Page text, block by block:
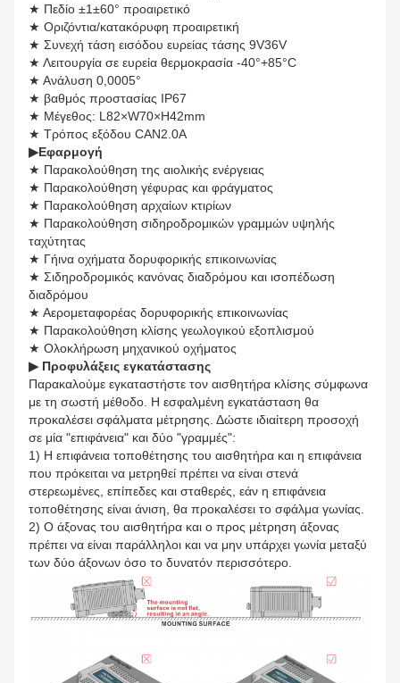
★ Πεδίο ±1±60° προαιρετικό
★ Οριζόντια/κατακόρυφη προαιρετική
★ Συνεχή τάση εισόδου ευρείας τάσης 9V36V
★ Λειτουργία σε ευρεία θερμοκρασία -40°+85°C
★ Ανάλυση 0,0005°
★ βαθμός προστασίας IP67
★ Μέγεθος: L82×W70×H42mm
★ Τρόπος εξόδου CAN2.0A
▶Εφαρμογή
★ Παρακολούθηση της αιολικής ενέργειας
★ Παρακολούθηση γέφυρας και φράγματος
★ Παρακολούθηση αρχαίων κτιρίων
★ Παρακολούθηση σιδηροδρομικών γραμμών υψηλής
ταχύτητας
★ Γήινα οχήματα δορυφορικής επικοινωνίας
★ Σιδηροδρομικός κανόνας διαδρόμου και ισοπέδωση
διαδρόμου
★ Αερομεταφορέας δορυφορικής επικοινωνίας
★ Παρακολούθηση κλίσης γεωλογικού εξοπλισμού
★ Ολοκλήρωση μηχανικού οχήματος
▶ Προφυλάξεις εγκατάστασης
Παρακαλούμε εγκαταστήστε τον αισθητήρα κλίσης σύμφωνα
με τη σωστή μέθοδο. Η εσφαλμένη εγκατάσταση θα
προκαλέσει σφάλματα μέτρησης. Δώστε ιδιαίτερη προσοχή
σε μία "επιφάνεια" και δύο "γραμμές":
1) Η επιφάνεια τοποθέτησης του αισθητήρα και η επιφάνεια
που πρόκειται να μετρηθεί πρέπει να είναι στενά
στερεωμένες, επίπεδες και σταθερές, εάν η επιφάνεια
τοποθέτησης είναι άνιση, θα προκαλέσει το σφάλμα γωνίας.
2) Ο άξονας του αισθητήρα και ο προς μέτρηση άξονας
πρέπει να είναι παράλληλοι και να μην υπάρχει γωνία μεταξύ
των δύο άξονων όσο το δυνατόν περισσότερο.